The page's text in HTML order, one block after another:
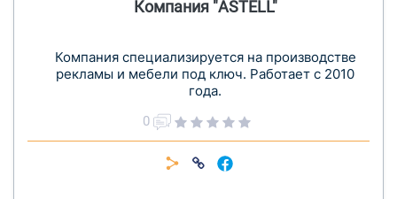
Компания "ASTELL"
Компания специализируется на производстве
рекламы и мебели под ключ. Работает с 2010
года.
0